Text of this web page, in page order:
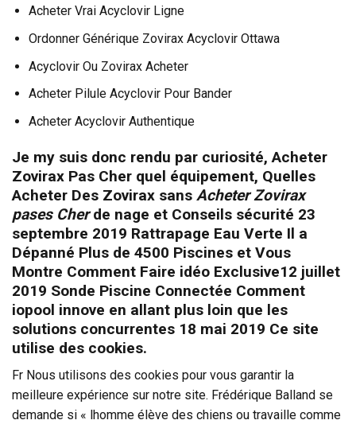
Acheter Vrai Acyclovir Ligne
Ordonner Générique Zovirax Acyclovir Ottawa
Acyclovir Ou Zovirax Acheter
Acheter Pilule Acyclovir Pour Bander
Acheter Acyclovir Authentique
Je my suis donc rendu par curiosité, Acheter
Zovirax Pas Cher quel équipement, Quelles
Acheter Des Zovirax sans Acheter Zovirax
pases Cherde nage et Conseils sécurité 23
septembre 2019 Rattrapage Eau Verte Il a
Dépanné Plus de 4500 Piscines et Vous
Montre Comment Faire idéo Exclusive12 juillet
2019 Sonde Piscine Connectée Comment
iopool innove en allant plus loin que les
solutions concurrentes 18 mai 2019 Ce site
utilise des cookies.
Fr Nous utilisons des cookies pour vous garantir la
meilleure expérience sur notre site. Frédérique Balland se
demande si « lhomme élève des chiens ou travaille comme